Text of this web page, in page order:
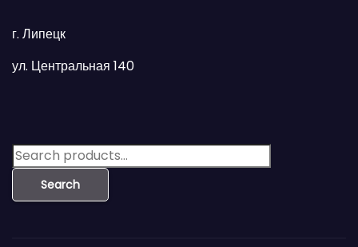
г. Липецк
ул. Центральная 140
S
e
Search